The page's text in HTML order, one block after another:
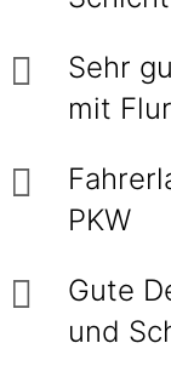
Sehr
mit
PKW
Gute
und